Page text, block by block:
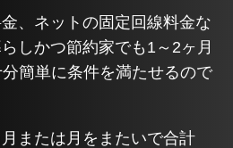
、ネットの固定回線料金な
しかつ節約家でも1～2ヶ月
簡単に条件を満たせるので
または月をまたいで合計